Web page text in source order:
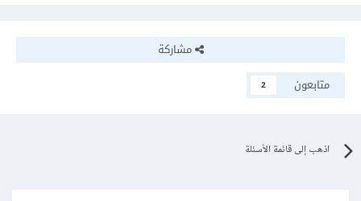
مشاركة
متابعون
2
اذهب إلى قائمة الأسئلة